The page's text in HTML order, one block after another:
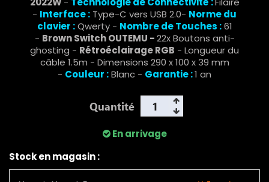
- Interface : Type-C vers USB 2.0- Norme du
clavier :Qwerty - Nombre de Touches :61
- Brown Switch OUTEMU -22x Boutons anti-
ghosting - Rétroéclairage RGB - Longueur du
câble 1.5m - Dimensions 290 x 100 x 39 mm
- Couleur :Blanc - Garantie :1 an
Quantité
En arrivage
Stock en magasin :